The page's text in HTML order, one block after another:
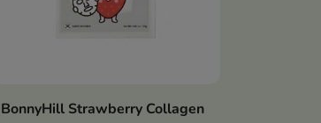
Dodaj do koszyka
BonnyHill Strawberry Collagen